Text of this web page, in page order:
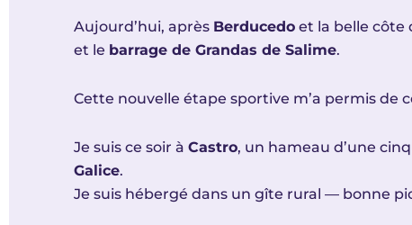
Aujourd’hui, après Berducedo et la belle côte
et le barrage de Grandas de Salime.
Cette nouvelle étape sportive m’a permis
Je suis ce soir à Castro, un hameau d’une
Galice.
Je suis hébergé dans un gîte rural — bonne